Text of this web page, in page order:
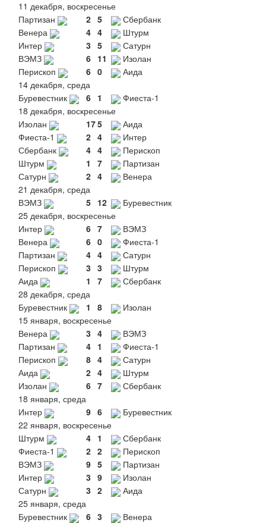
11 декабря, воскресенье
Партизан
2 5
Сбербанк
Венера
4 4
Штурм
Интер
3 5
Сатурн
ВЭМЗ
6 11
Изолан
Перископ
6 0
Аида
14 декабря, среда
Буревестник
6 1
Фиеста-1
18 декабря, воскресенье
Изолан
175
Аида
Фиеста-1
2 4
Интер
Сбербанк
4 4
Перископ
Штурм
1 7
Партизан
Сатурн
2 4
Венера
21 декабря, среда
ВЭМЗ
5 12
Буревестник
25 декабря, воскресенье
Интер
6 7
ВЭМЗ
Венера
6 0
Фиеста-1
Партизан
4 4
Сатурн
Перископ
3 3
Штурм
Аида
1 7
Сбербанк
28 декабря, среда
Буревестник
1 8
Изолан
15 января, воскресенье
Венера
3 4
ВЭМЗ
Партизан
4 1
Фиеста-1
Перископ
8 4
Сатурн
Аида
2 4
Штурм
Изолан
6 7
Сбербанк
18 января, среда
Интер
9 6
Буревестник
22 января, воскресенье
Штурм
4 1
Сбербанк
Фиеста-1
2 2
Перископ
ВЭМЗ
9 5
Партизан
Интер
3 9
Изолан
Сатурн
3 2
Аида
25 января, среда
Буревестник
6 3 Венера